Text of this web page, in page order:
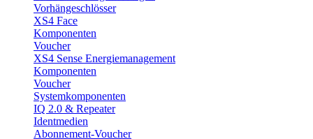
Vorhängeschlösser
XS4 Face
Komponenten
Voucher
XS4 Sense Energiemanagement
Komponenten
Voucher
Systemkomponenten
IQ 2.0 & Repeater
Identmedien
Abonnement-Voucher